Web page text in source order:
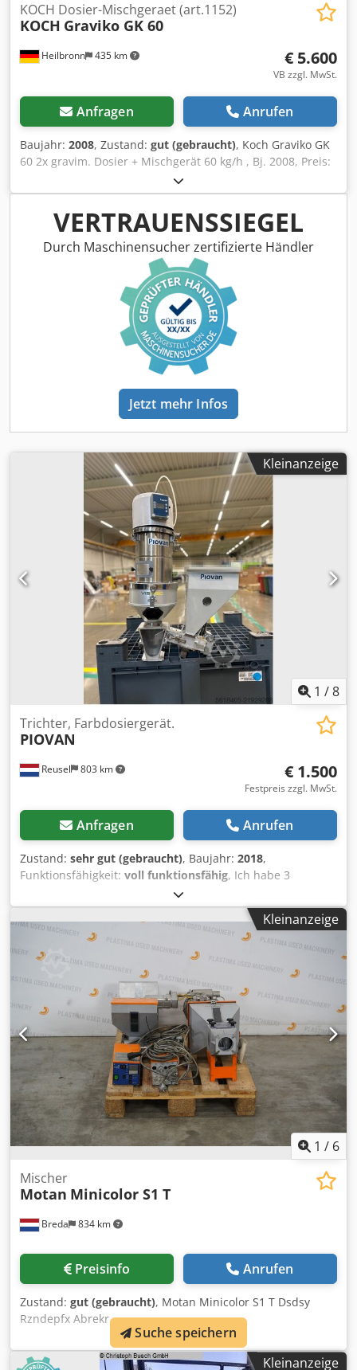
Heilbronn 435 km
KOCH Dosier-Mischgeraet (art.1152)
KOCH Graviko GK 60
€ 5.600
VB zzgl. MwSt.
Anfragen Anrufen
Baujahr: 2008, Zustand: gut (gebraucht), Koch Graviko GK
60 2x gravim. Dosier + Mischgerät 60 kg/h , Bj. 2008, Preis:
5.600 €, Ansprechpartner: Herr Rainer Eckerle Dksdpsd E N
N Usfx Abrjr
VERTRAUENSSIEGEL
Durch Maschinensucher zertifizierte Händler
Jetzt mehr Infos
Kleinanzeige
1 /8
Reusel 803 km
Trichter, Farbdosiergerät.
PIOVAN
€ 1.500
Festpreis zzgl. MwSt.
Anfragen Anrufen
Zustand: sehr gut (gebraucht), Baujahr: 2018,
Funktionsfähigkeit: voll funktionsfähig, Ich habe 3
komplette Sets aus 2018: Trichter + Dosiermischer +
Basiseinheit. Der Rest ist etwas älter, aber noch
funktionsfähig. Falls Sie nur an den Trichtern oder
Farbtürmen interessiert sind, ist auch das möglich. Alles
ist verhandelbar. Für ein komplettes Set von 2018 verlange
ich 1.500 Euro. Dkedpfey Simkox Abrjr
Kleinanzeige
1 / 6
Breda 834 km
Mischer
Motan Minicolor S1 T
Preisinfo Anrufen
Zustand: gut (gebraucht), Motan Minicolor S1 T Dsdsy
Rzndepfx Abrekr
Kleinanzeige
Suche speichern